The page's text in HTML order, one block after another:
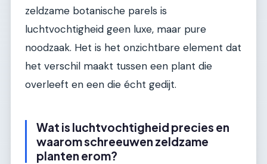
zeldzame botanische parels is
luchtvochtigheid geen luxe, maar pure
noodzaak. Het is het onzichtbare element dat
het verschil maakt tussen een plant die
overleeft en een die écht gedijt.
Wat is luchtvochtigheid precies en
waarom schreeuwen zeldzame
planten erom?